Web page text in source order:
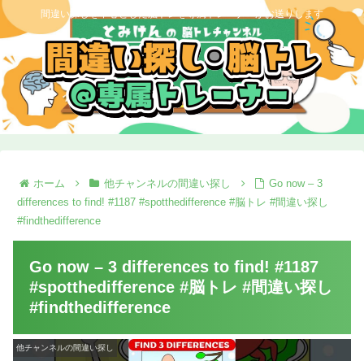
間違い探しを中心とした脳トレを専属トレーナーがお送りします
ホーム 他チャンネルの間違い探し
Go now – 3
differences to find! #1187 #spotthedifference #脳トレ #間違い探し
#findthedifference
Go now – 3 differences to find! #1187
#spotthedifference #脳トレ #間違い探し
#findthedifference
他チャンネルの間違い探し